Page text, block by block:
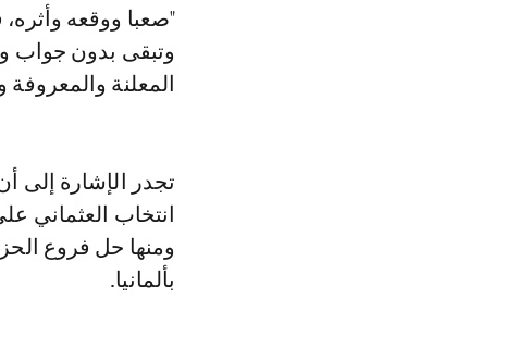
"صعبا ووقعه
وتبقى بدون جواب
المعلنة
تجدر الإشارة إلى
ومنها حل فروع
بألمانيا.